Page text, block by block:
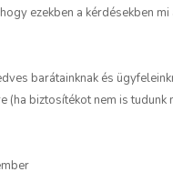
ezekben a kérdésekben
barátainknak és
(ha biztosítékot nem is tudunk